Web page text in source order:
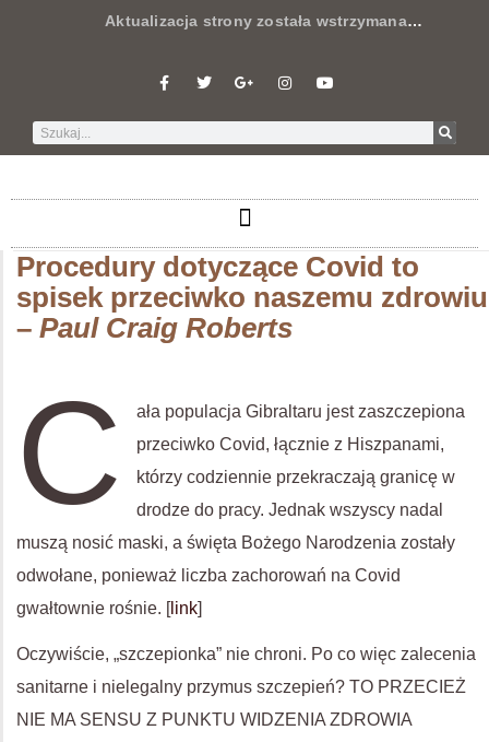
Aktualizacja strony została wstrzymana…
Procedury dotyczące Covid to
spisek przeciwko naszemu zdrowiu
– Paul Craig Roberts
C
ała populacja Gibraltaru jest zaszczepiona
przeciwko Covid, łącznie z Hiszpanami,
którzy codziennie przekraczają granicę w
drodze do pracy. Jednak wszyscy nadal
muszą nosić maski, a święta Bożego Narodzenia zostały
odwołane, ponieważ liczba zachorowań na Covid
gwałtownie rośnie. [link]
Oczywiście, „szczepionka” nie chroni. Po co więc zalecenia
sanitarne i nielegalny przymus szczepień? TO PRZECIEŻ
NIE MA SENSU Z PUNKTU WIDZENIA ZDROWIA